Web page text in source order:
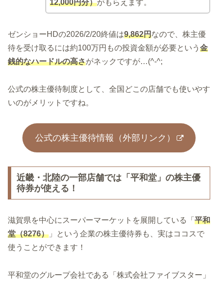
12,000円分）がもらえます。
ゼンショーHDの2026/2/20終値は9,862円なので、株主優
待を受け取るには約100万円もの投資金額が必要という 金
銭的なハードルの高さがネックですが…(^-^;
公式の株主優待制度として、全国どこの店舗でも使いやす
いのがメリットですね。
公式の株主優待情報（外部リンク）
近畿・北陸の一部店舗では「平和堂」の株主優
待券が使える！
滋賀県を中心にスーパーマーケットを展開している「 平和
堂（8276） 」という企業の株主優待券も、実はココスで
使うことができます！
平和堂のグループ会社である「株式会社ファイブスター」